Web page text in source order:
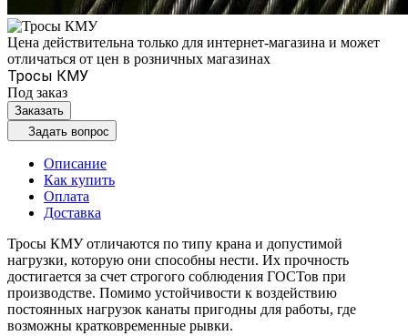
Цена действительна только для интернет-магазина и может
отличаться от цен в розничных магазинах
Тросы КМУ
Под заказ
Заказать
Задать вопрос
Описание
Как купить
Оплата
Доставка
Тросы КМУ отличаются по типу крана и допустимой
нагрузки, которую они способны нести. Их прочность
достигается за счет строгого соблюдения ГОСТов при
производстве. Помимо устойчивости к воздействию
постоянных нагрузок канаты пригодны для работы, где
возможны кратковременные рывки.